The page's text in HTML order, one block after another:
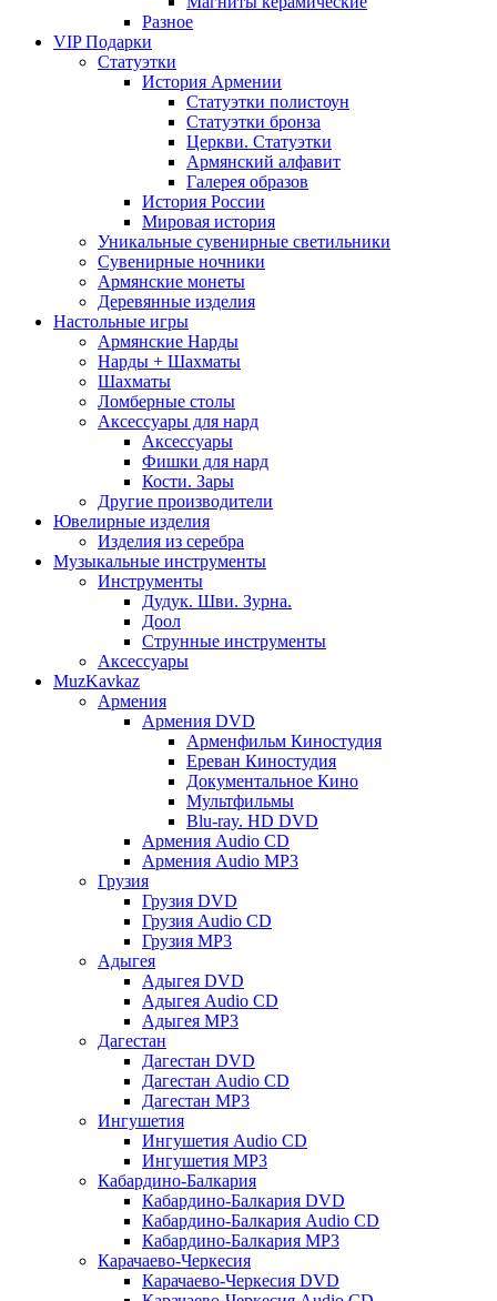
Разное
VIP Подарки
Статуэтки
История Армении
Статуэтки полистоун
Статуэтки бронза
Церкви. Статуэтки
Армянский алфавит
Галерея образов
История России
Мировая история
Уникальные сувенирные светильники
Сувенирные ночники
Армянские монеты
Деревянные изделия
Настольные игры
Армянские Нарды
Нарды + Шахматы
Шахматы
Ломберные столы
Аксессуары для нард
Аксессуары
Фишки для нард
Кости. Зары
Другие производители
Ювелирные изделия
Изделия из серебра
Музыкальные инструменты
Инструменты
Дудук. Шви. Зурна.
Доол
Струнные инструменты
Аксессуары
MuzKavkaz
Армения
Армения DVD
Арменфильм Киностудия
Ереван Киностудия
Документальное Кино
Мультфильмы
Blu-ray. HD DVD
Армения Audio CD
Армения Audio MP3
Грузия
Грузия DVD
Грузия Audio CD
Грузия MP3
Адыгея
Адыгея DVD
Адыгея Audio CD
Адыгея MP3
Дагестан
Дагестан DVD
Дагестан Audio CD
Дагестан MP3
Ингушетия
Ингушетия Audio CD
Ингушетия MP3
Кабардино-Балкария
Кабардино-Балкария DVD
Кабардино-Балкария Audio CD
Кабардино-Балкария MP3
Карачаево-Черкесия
Карачаево-Черкесия DVD